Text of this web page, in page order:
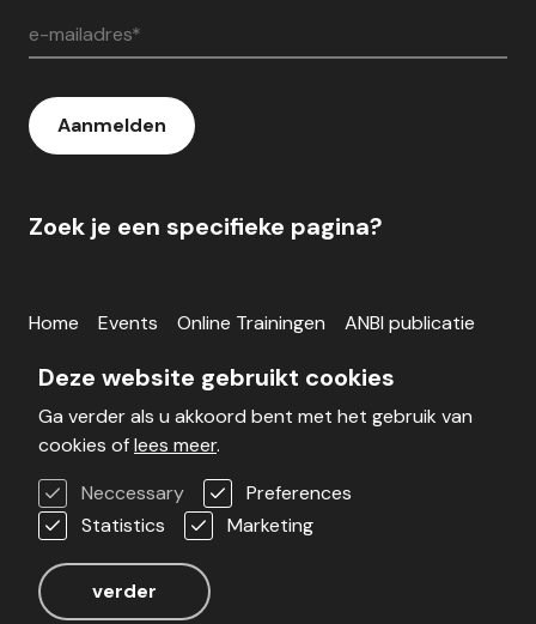
e-mailadres*
Aanmelden
Zoek je een specifieke pagina?
Home Events Online Trainingen
ANBI publicatie
Inloggen
Blog
Werken bij
Veelgestelde vragen
Deze website gebruikt cookies
Ga verder als u akkoord bent met het gebruik van
cookies oflees meer.
Neccessary
Preferences
Statistics
Marketing
verder